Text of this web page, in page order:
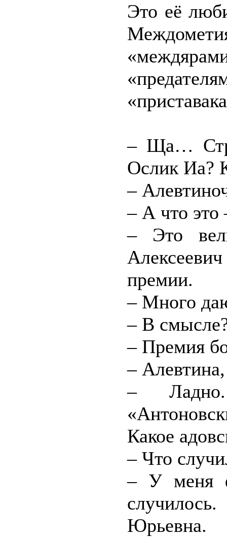
Это её
– Ща…
Ослик Иа?
–
– А что это
– Это
премии.
– Много
– В
– Премия
–
–
Какое
– Что
– У меня
Юрьевна.